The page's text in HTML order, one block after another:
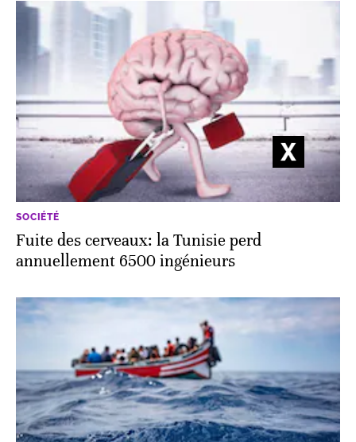
SOCIÉTÉ
Fuite des cerveaux: la Tunisie perd
annuellement 6500 ingénieurs